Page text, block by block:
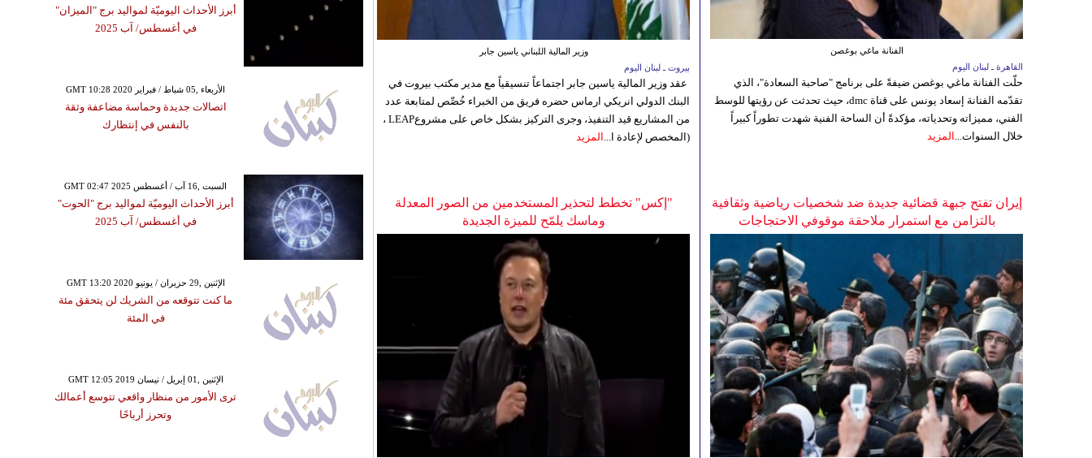
وزير المالية اللبناني ياسين جابر
بيروت ـ لبنان اليوم
عقد وزير المالية ياسين جابر اجتماعاً تنسيقياً مع مدير مكتب بيروت في
البنك الدولي انريكي ارماس حضره فريق من الخبراء خُصِّص لمتابعة عدد
من المشاريع قيد التنفيذ، وجرى التركيز بشكل خاص على مشروعLEAP ،
(المخصص لإعادة ا... المزيد
الفنانة ماغي بوغصن
القاهرة ـ لبنان اليوم
حلّت الفنانة ماغي بوغصن ضيفةً على برنامج "صاحبة السعادة"، الذي
تقدّمه الفنانة إسعاد يونس على قناة dmc، حيث تحدثت عن رؤيتها للوسط
الفني، مميزاته وتحدياته، مؤكدةً أن الساحة الفنية شهدت تطوراً كبيراً
خلال السنوات... المزيد
"إكس" تخطط لتحذير المستخدمين من الصور المعدلة
وماسك يلمّح للميزة الجديدة
إيران تفتح جبهة قضائية جديدة ضد شخصيات رياضية وثقافية
بالتزامن مع استمرار ملاحقة موقوفي الاحتجاجات
أبرز الأحداث اليوميّة لمواليد برج "الميزان"
في أغسطس/ آب 2025
GMT 10:28 2020 الأربعاء ,05 شباط / فبراير
اتصالات جديدة وحماسة مضاعفة وثقة
بالنفس في إنتظارك
GMT 02:47 2025 السبت ,16 آب / أغسطس
أبرز الأحداث اليوميّة لمواليد برج "الحوت"
في أغسطس/ آب 2025
GMT 13:20 2020 الإثنين ,29 حزيران / يونيو
ما كنت تتوقعه من الشريك لن يتحقق مئة
في المئة
GMT 12:05 2019 الإثنين ,01 إبريل / نيسان
ترى الأمور من منظار واقعي تتوسع أعمالك
وتحرز أرباحًا